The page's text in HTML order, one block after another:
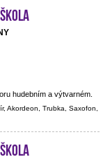
hudebním a výtvarném.
Akordeon, Trubka, Saxofon,